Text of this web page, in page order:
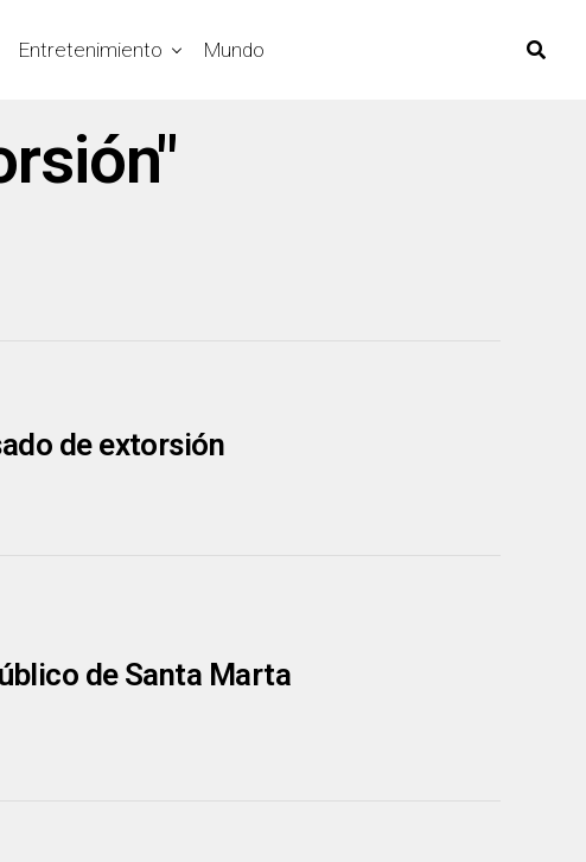
Entretenimiento Mundo
de extorsión
de Santa Marta